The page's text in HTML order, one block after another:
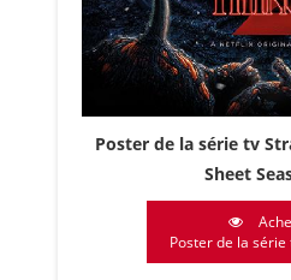
Poster de la série tv
Sheet
Poster de la série